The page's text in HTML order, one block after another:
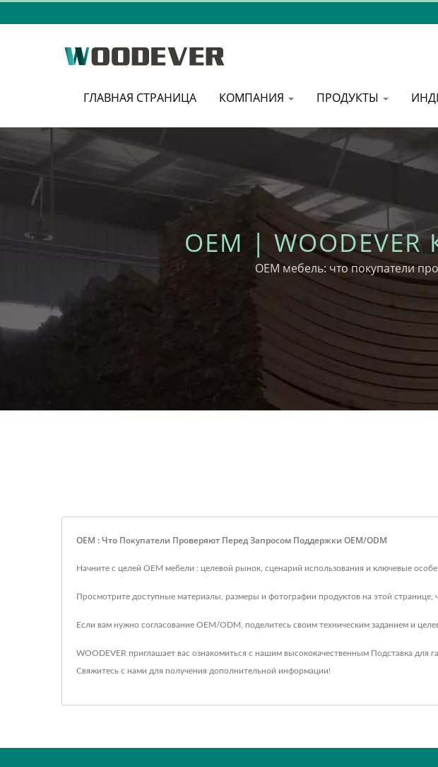
ГЛАВНАЯ СТРАНИЦА КОМПАНИЯ ПРОДУКТЫ
OEM |
ОЕМ мебель: что покупатели
OEM : Что Покупатели Проверяют Перед Запросом Поддержки OEM/ODM
Начните с целей OEM мебели : целевой рынок, сценарий использования и ключевые
Просмотрите доступные материалы, размеры и фотографии продуктов на этой странице,
Если вам нужно согласование OEM/ODM, поделитесь своим техническим заданием и
WOODEVER приглашает вас ознакомиться с нашим высококачественным Подставка для
Свяжитесь с нами для получения дополнительной информации!